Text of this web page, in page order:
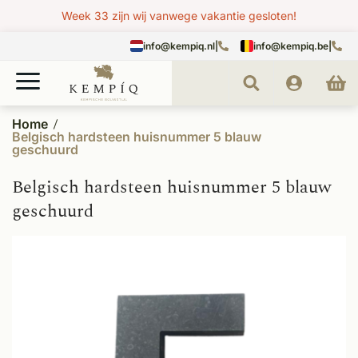
Week 33 zijn wij vanwege vakantie gesloten!
info@kempiq.nl info@kempiq.be
Home
Belgisch hardsteen huisnummer 5 blauw
geschuurd
Belgisch hardsteen huisnummer 5 blauw
geschuurd